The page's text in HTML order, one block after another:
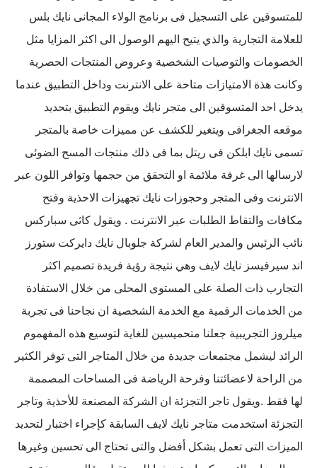
للمتسوقين على التسجيل فى برنامج الولاء المجانى نايك بلس
للعلامة التجارية والذي يتيح اليهم الوصول الى اكثر المزايا مثل
الخصومات والتوصيات الشخصية وعروض المنتجات الحصرية
وكانت هذة الامتيازات متاحة على الانترنت وداخل التطبيق عندما
يدخل احد المتسوقين الى متجر نايك ويقوم التطبيق بتحديد
موقعه الجغرافى ويتغير للكشف عن مميزات خاصة بالمتجر
تسمى نايك ابلكن فى ريتل بما فى ذلك منتجات المسح الضوئى
لارسالها الى غرفة ملائمة او التحقق من حجمها وتوافر اللون عبر
الانترنت وفى المتجر وحجوزات نايك تجهيزات الاحذية وفتح
مكافات والتقاط الطلبات عبر الانترنت . ويقول كاثى سباركس
نائب الرئيس والمدير العام لشركة جلوبال نايك دايركت ستورز
اند سيرفيسز نايك لايف وهي نتيجة رؤية فريدة تصميم اكثر
التجارب ذات الصلة على المستوى المحلى من خلال الاستفادة
من الخدمات الرقمية مع الخدمة الشخصية ان نجاحنا فى تجربة
ميلروز التجريبية جعلنا متحميسين للغاية لتوسيع هذه المفهموم
الرائد ليشمل مجتمعات جديدة من خلال المتاجر التى توفر الكثير
من الراحة لاعضائتنا وفرحة الرياضة فى المساحات المصممة
لها فقط .ويقول تاجر التجزئة ان الشركة المصنعة للأحذية وتاجر
التجزئة استخدمت متاجر نايك لايف السابقة كإجراء اختبار لتحديد
الميزات التى تعمل بشكل أفضل والتى تحتاج الى تحسين وغيرها